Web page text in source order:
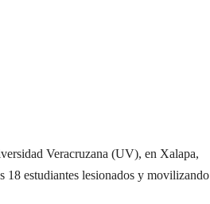
Veracruzana (UV), en Xalapa,
18 estudiantes lesionados y movilizando